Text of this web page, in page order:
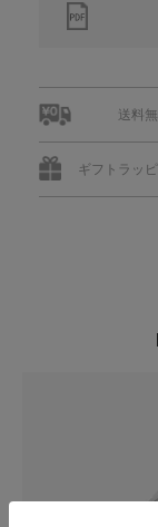
送料
ギフトラッ